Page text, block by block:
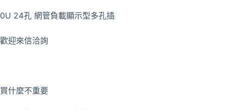
0U 24孔 網管負載顯示型多孔插
歡迎來信洽詢
買什麼不重要